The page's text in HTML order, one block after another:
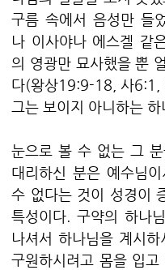
구름 속에서 음성만 들
나 이사야나 에스겔 같
의 영광만 묘사했을 뿐
다(왕상19:9-18, 사6:1,
그는 보이지 아니하는
눈으로 볼 수 없는 그
대리하신 분은 예수님
수 없다는 것이 성경이
특성이다. 구약의 하나
나셔서 하나님을 계시
구원하시려고 몸을 입